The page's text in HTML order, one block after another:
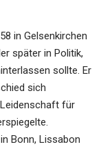
in Gelsenkirchen
später in Politik,
sollte. Er
sich
für
Bonn, Lissabon